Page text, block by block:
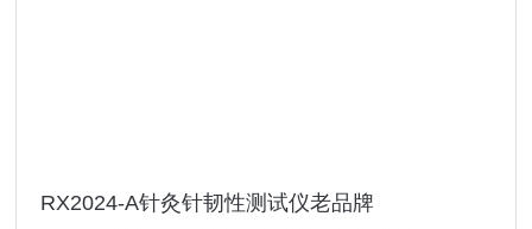
RX2024-A针灸针韧性测试仪老品牌